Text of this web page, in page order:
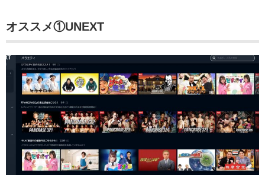
オススメ①UNEXT